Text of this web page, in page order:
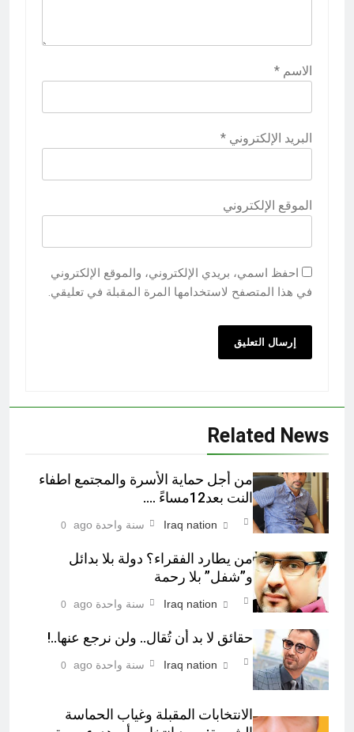
الاسم *
البريد الإلكتروني *
الموقع الإلكتروني
احفظ اسمي، بريدي الإلكتروني، والموقع الإلكتروني
في هذا المتصفح لاستخدامها المرة المقبلة في تعليقي.
Related News
من أجل حماية الأسرة والمجتمع اطفاء
النت بعد12مساءً ….
Iraq nation سنة واحدة ago 0
من يطارد الفقراء؟ دولة بلا بدائل
و”شفل” بلا رحمة
Iraq nation سنة واحدة ago 0
حقائق لا بد أن تُقال.. ولن نرجع عنها..!
Iraq nation سنة واحدة ago 0
الانتخابات المقبلة وغياب الحماسة